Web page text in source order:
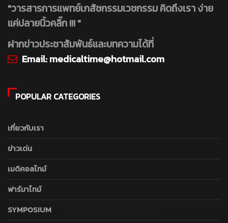
"วารสารการแพทย์เภสัชกรรมเวชกรรม คิดถึงเรา ง่าย
แค่ปลายนิ้วคลิ๊ก !!! "
ฝากข่าวประชาสัมพันธ์และบทความได้ที่
Email:medicaltime@hotmail.com
POPULAR CATEGORIES
เกี่ยวกับเรา
ข่าวเด่น
เมดิคอลไทม์
ฟาร์มาไทม์
SYMPOSIUM